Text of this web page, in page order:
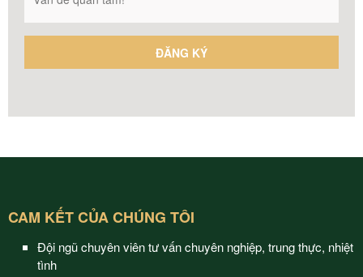
CAM KẾT CỦA CHÚNG TÔI
Đội ngũ chuyên viên tư vấn chuyên nghiệp, trung thực, nhiệt
tình